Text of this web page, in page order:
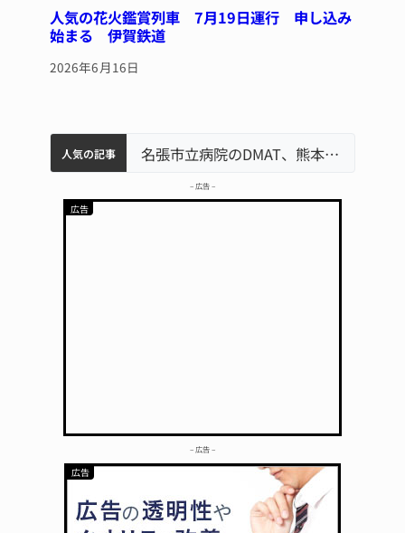
人気の花火鑑賞列車 7月19日運行 申し込み
始まる 伊賀鉄道
2026年6月16日
人気の記事
名張市水道料金47％値上げへ 答申案、審議会で大筋まとまる
器物損壊容疑で83歳女逮捕 伊賀署
中学校の陶壁モニュメント 地元建設会社がボランティアで清掃 伊賀 名張市立病院のDMAT、熊本地震の被災地へ 能登以来3回目の派遣
– 広告 –
– 広告 –